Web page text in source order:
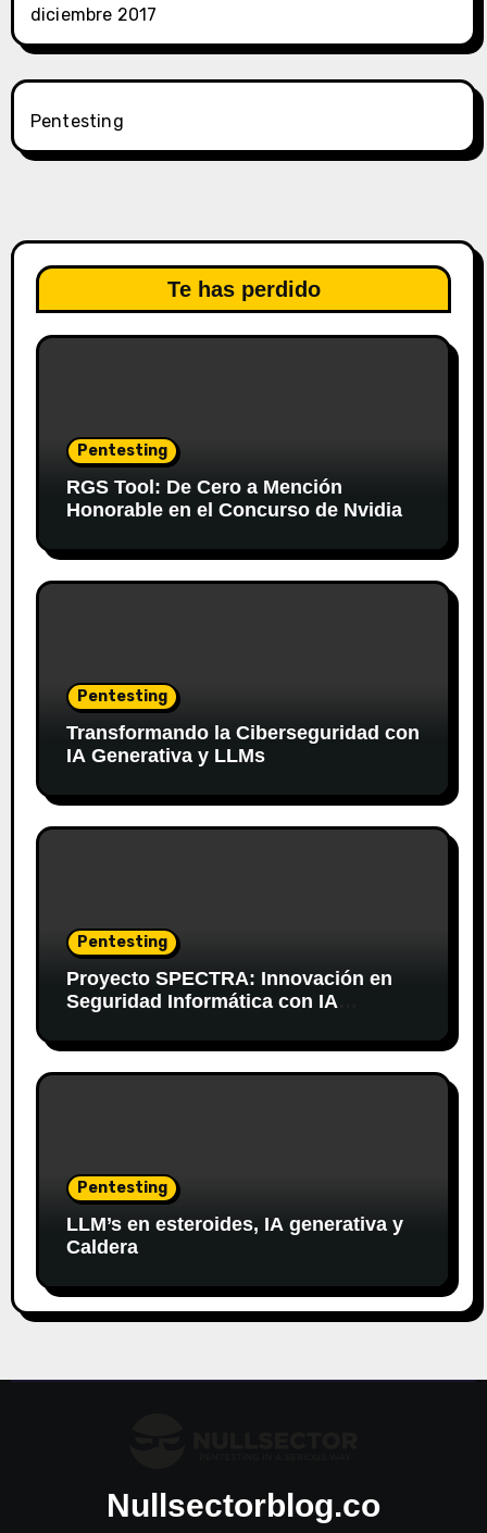
diciembre 2017
Pentesting
Te has perdido
Pentesting
RGS Tool: De Cero a Mención
Honorable en el Concurso de Nvidia
Pentesting
Transformando la Ciberseguridad con
IA Generativa y LLMs
Pentesting
Proyecto SPECTRA: Innovación en
Seguridad Informática con IA
Pentesting
LLM’s en esteroides, IA generativa y
Caldera
Nullsectorblog.co